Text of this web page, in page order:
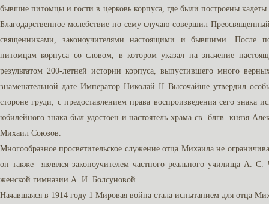
бывшие питомцы и гости в церковь корпуса, где были построены
Благодарственное молебствие по сему случаю совершил
священниками, законоучителями настоящими и бывшими. После
питомцам корпуса со словом, в котором указал на значение
результатом 200-летней истории корпуса, выпустившего много
знаменательной дате Император Николай II Высочайше утвердил
стороне груди, с предоставлением права воспроизведения сего знака
юбилейного знака был удостоен и настоятель храма св. блгв. князя
Михаил Союзов.
Многообразное просветительское служение отца Михаила не
он также являлся законоучителем частного реального училища А.
женской гимназии А. И. Болсуновой.
Начавшаяся в 1914 году 1 Мировая война стала испытанием для отца